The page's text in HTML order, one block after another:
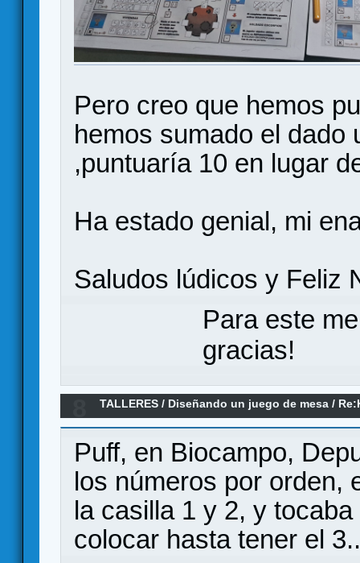
Pero creo que hemos
hemos sumado el dado
,puntuaría 10 en lugar
Ha estado genial, mi
Saludos lúdicos y Feliz
Para este
gracias!
TALLERES / Diseñando un juego de mesa /
Puff, en Biocampo,
los números por orden,
la casilla 1 y 2, y
colocar hasta tener el